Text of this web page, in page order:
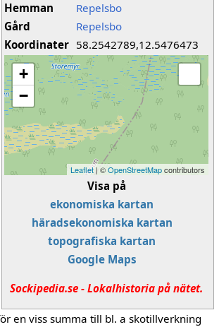
Hemman
Repelsbo
Gård
Repelsbo
Koordinater 58.2542789,12.5476473
+
−
Leaflet| ©OpenStreetMapcontributors
Visa på
ekonomiska kartan
häradsekonomiska kartan
topografiska kartan
Google Maps
Sockipedia.se - Lokalhistoria på nätet.
en viss summa till bl. a skotillverkning